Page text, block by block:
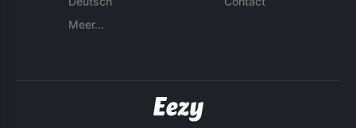
Meer...